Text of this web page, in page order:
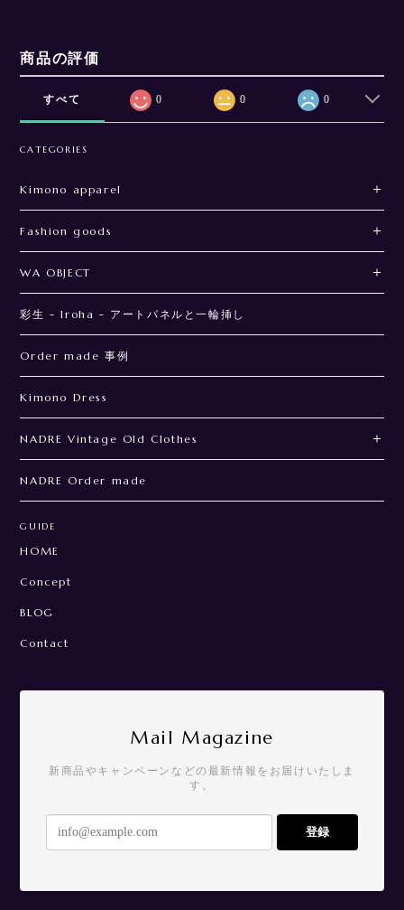
商品の評価
すべて 0 0 0
CATEGORIES
Kimono apparel
Fashion goods
WA OBJECT
彩生 - Iroha - アートパネルと一輪挿し
Order made 事例
Kimono Dress
NADRE Vintage Old Clothes
NADRE Order made
GUIDE
HOME
Concept
BLOG
Contact
Mail Magazine
新商品やキャンペーンなどの最新情報をお届けいたしま
す。
登録